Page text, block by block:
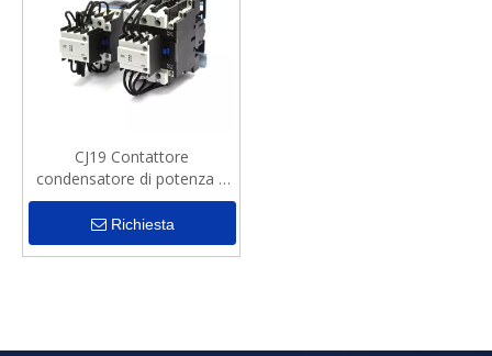
CJ19 Contattore
condensatore di potenza a
bassa tensione
Richiesta